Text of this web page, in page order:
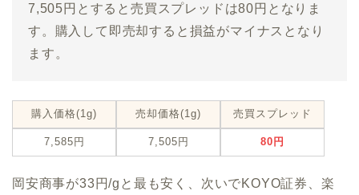
7,505 円とすると売買スプレッドは80円となりま
す。購入して即売却すると損益がマイナスとなり
ます。
購入価格(1g) 売却価格(1g) 売買スプレッド
7,585円 7,505円 80円
岡安商事が33円/gと最も安く、次いでKOYO証券、楽